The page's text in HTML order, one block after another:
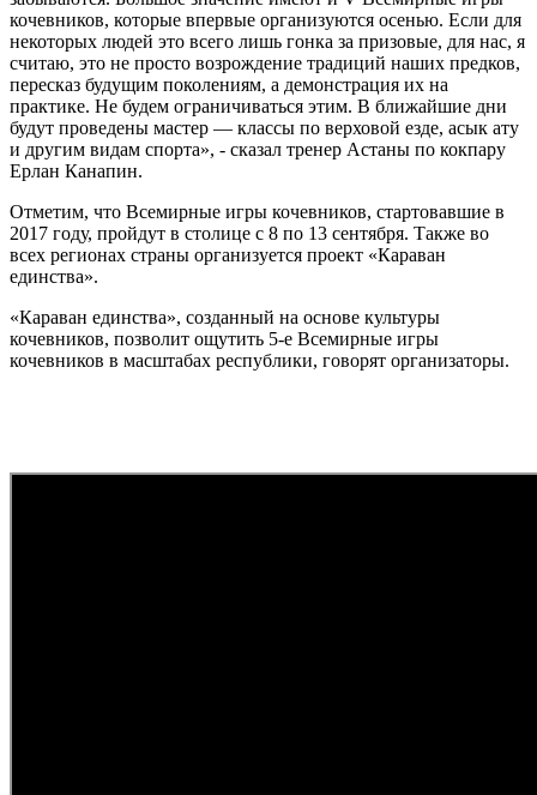
кочевников, которые впервые организуются осенью. Если для
некоторых людей это всего лишь гонка за призовые, для нас, я
считаю, это не просто возрождение традиций наших предков,
пересказ будущим поколениям, а демонстрация их на
практике. Не будем ограничиваться этим. В ближайшие дни
будут проведены мастер — классы по верховой езде, асык ату
и другим видам спорта», - сказал тренер Астаны по кокпару
Ерлан Канапин.
Отметим, что Всемирные игры кочевников, стартовавшие в
2017 году, пройдут в столице с 8 по 13 сентября. Также во
всех регионах страны организуется проект «Караван
единства».
«Караван единства», созданный на основе культуры
кочевников, позволит ощутить 5-е Всемирные игры
кочевников в масштабах республики, говорят организаторы.